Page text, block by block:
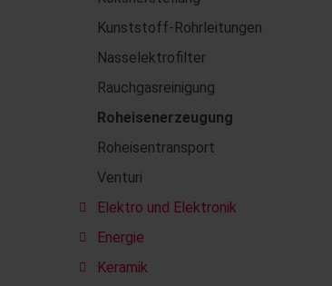
Kunststoff-Rohrleitungen
Nasselektrofilter
Rauchgasreinigung
Roheisenerzeugung
Roheisentransport
Venturi
Elektro und Elektronik
Energie
Keramik